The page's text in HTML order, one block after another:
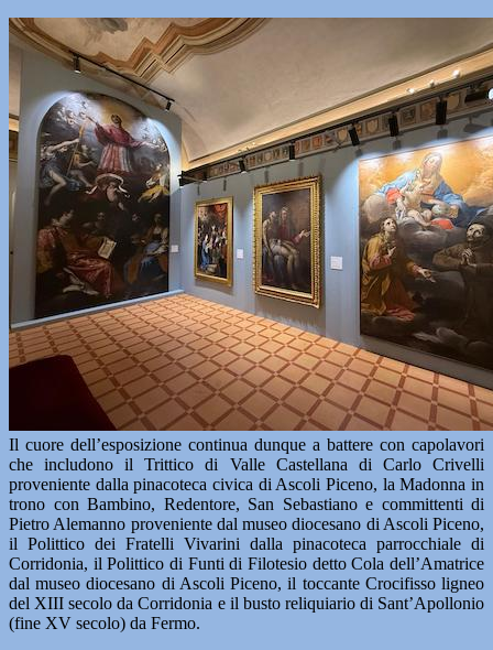
Il cuore dell’esposizione continua dunque a battere con capolavori
che includono il Trittico di Valle Castellana di Carlo Crivelli
proveniente dalla pinacoteca civica di Ascoli Piceno, la Madonna in
trono con Bambino, Redentore, San Sebastiano e committenti di
Pietro Alemanno proveniente dal museo diocesano di Ascoli Piceno,
il Polittico dei Fratelli Vivarini dalla pinacoteca parrocchiale di
Corridonia, il Polittico di Funti di Filotesio detto Cola dell’Amatrice
dal museo diocesano di Ascoli Piceno, il toccante Crocifisso ligneo
del XIII secolo da Corridonia e il busto reliquiario di Sant’Apollonio
(fine XV secolo) da Fermo.